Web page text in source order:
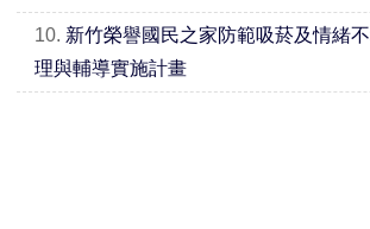
10. 新竹榮譽國民之家防範吸菸及情緒
理與輔導實施計畫